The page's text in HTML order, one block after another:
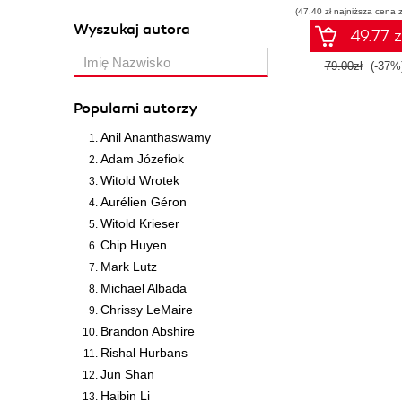
Wyszukaj autora
Popularni autorzy
Anil Ananthaswamy
Adam Józefiok
Witold Wrotek
Aurélien Géron
Witold Krieser
Chip Huyen
Mark Lutz
Michael Albada
Chrissy LeMaire
Brandon Abshire
Rishal Hurbans
Jun Shan
Haibin Li
(47,40 zł najniższa cena
49.77
79.00zł (-